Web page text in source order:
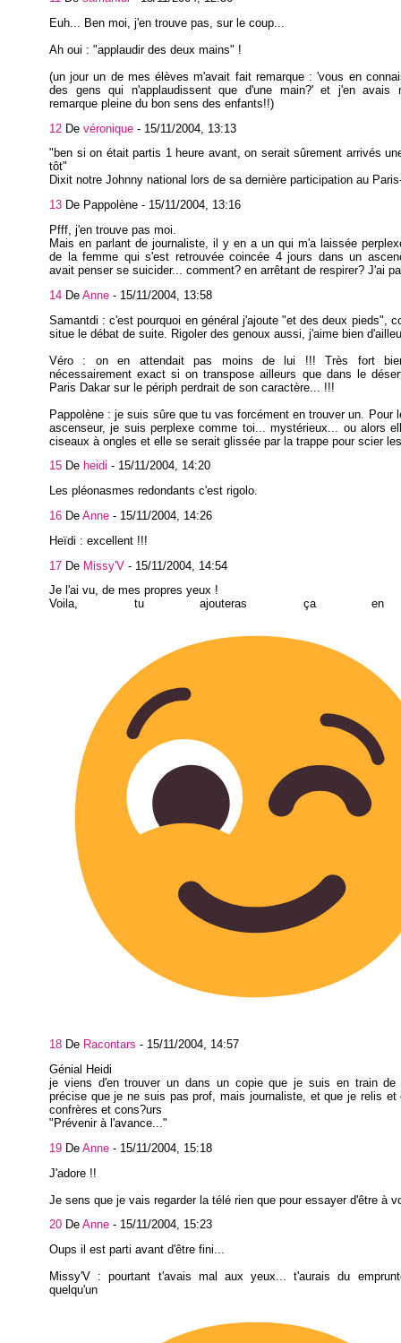
Euh... Ben moi, j'en trouve pas, sur le coup...
Ah oui : "applaudir des deux mains" !
(un jour un de mes élèves m'avait fait remarque : 'vous en
des gens qui n'applaudissent que d'une main?' et j'en avais
remarque pleine du bon sens des enfants!!)
12 De véronique - 15/11/2004, 13:13
"ben si on était partis 1 heure avant, on serait sûrement arrivés
tôt"
Dixit notre Johnny national lors de sa dernière participation au
13 De Pappolène - 15/11/2004, 13:16
Pfff, j'en trouve pas moi.
Mais en parlant de journaliste, il y en a un qui m'a laissée
de la femme qui s'est retrouvée coincée 4 jours dans un
avait penser se suicider... comment? en arrêtant de respirer? J'ai
14 De Anne - 15/11/2004, 13:58
Samantdi : c'est pourquoi en général j'ajoute "et des deux pieds",
situe le débat de suite. Rigoler des genoux aussi, j'aime bien
Véro : on en attendait pas moins de lui !!! Très fort
nécessairement exact si on transpose ailleurs que dans le
Paris Dakar sur le périph perdrait de son caractère... !!!
Pappolène : je suis sûre que tu vas forcément en trouver un. Pour
ascenseur, je suis perplexe comme toi... mystérieux... ou alors
ciseaux à ongles et elle se serait glissée par la trappe pour scier
15 De heidi - 15/11/2004, 14:20
Les pléonasmes redondants c'est rigolo.
16 De Anne - 15/11/2004, 14:26
Heïdi : excellent !!!
17 De Missy'V - 15/11/2004, 14:54
Je l'ai vu, de mes propres yeux !
Voila, tu ajouteras ça en
18 De Racontars - 15/11/2004, 14:57
Génial Heidi
je viens d'en trouver un dans un copie que je suis en train de
précise que je ne suis pas prof, mais journaliste, et que je relis et
confrères et cons?urs
"Prévenir à l'avance..."
19 De Anne - 15/11/2004, 15:18
J'adore !!
Je sens que je vais regarder la télé rien que pour essayer d'être à
20 De Anne - 15/11/2004, 15:23
Oups il est parti avant d'être fini...
Missy'V : pourtant t'avais mal aux yeux... t'aurais du
quelqu'un